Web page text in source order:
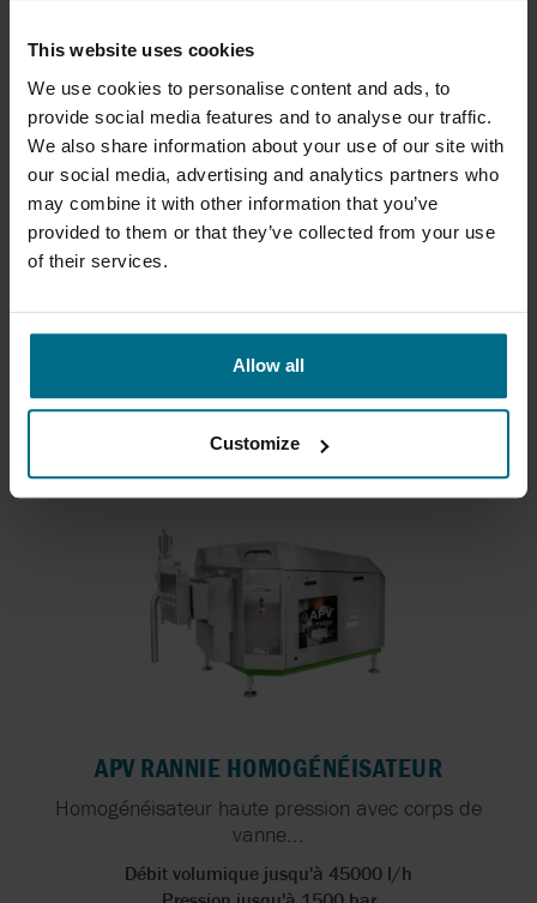
This website uses cookies
We use cookies to personalise content and ads, to
provide social media features and to analyse our traffic.
We also share information about your use of our site with
our social media, advertising and analytics partners who
may combine it with other information that you’ve
provided to them or that they’ve collected from your use
of their services.
Allow all
Customize
APV R POMPES À LOBES POUR
La pompe à lobes hygiénique APV R-Séries est
conçue...
Débit volumique jusqu'à 54 m³/h
Pression jusqu'à 10 bar
APV RANNIE HOMOGÉNÉISATEUR
Homogénéisateur haute pression avec corps de
vanne...
Débit volumique jusqu'à 45000 l/h